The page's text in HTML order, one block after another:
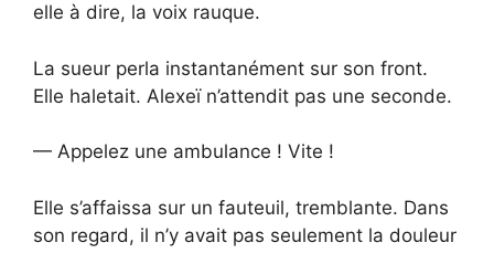
elle à dire, la voix rauque.
La sueur perla instantanément sur son front.
Elle haletait. Alexeï n’attendit pas une seconde.
— Appelez une ambulance ! Vite !
Elle s’affaissa sur un fauteuil, tremblante. Dans
son regard, il n’y avait pas seulement la douleur